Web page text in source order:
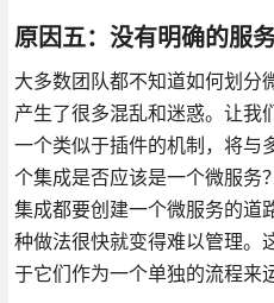
原因五：没有明确的服
大多数团队都不知道如何划分
产生了很多混乱和迷惑。让我
一个类似于插件的机制，将与
个集成是否应该是一个微服务
集成都要创建一个微服务的道
种做法很快就变得难以管理。
于它们作为一个单独的流程来